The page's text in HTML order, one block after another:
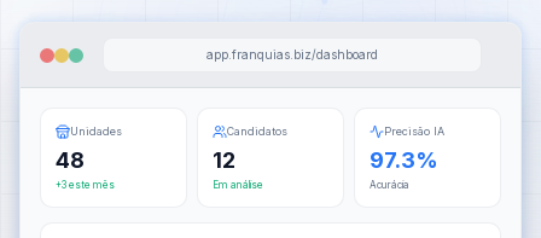
app.franquias.biz/dashboard
Unidades
48
+3 este mês
Candidatos
12
Em análise
Precisão IA
97.3%
Acurácia